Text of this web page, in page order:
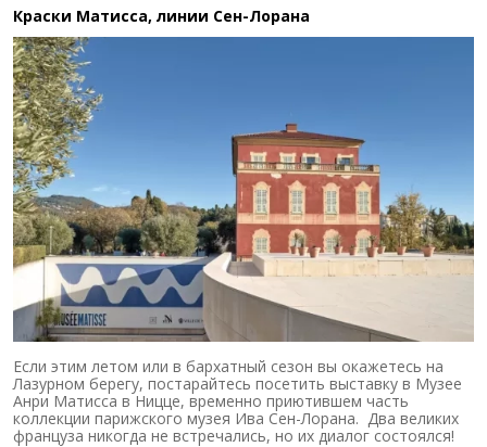
Краски Матисса, линии Сен-Лорана
Если этим летом или в бархатный сезон вы окажетесь на
Лазурном берегу, постарайтесь посетить выставку в Музее
Анри Матисса в Ницце, временно приютившем часть
коллекции парижского музея Ива Сен-Лорана. Два великих
француза никогда не встречались, но их диалог состоялся!